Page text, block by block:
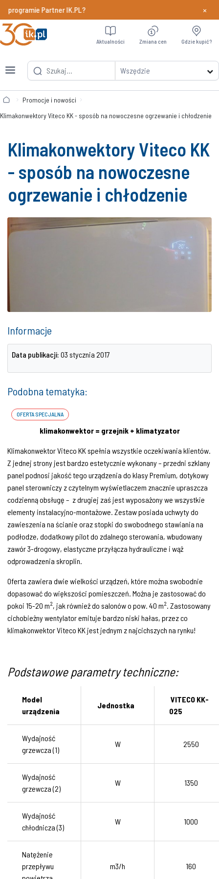
Partner IK.PL? Dowiedz
×
Wszędzie
Aktualności Zmiana cen Gdzie kupić?
Promocje i nowości
Klimakonwektory Viteco KK - sposób na nowoczesne ogrzewanie i chłodzenie
Klimakonwektory Viteco KK
- sposób na nowoczesne
ogrzewanie i chłodzenie
Informacje
Data publikacji: 03 stycznia 2017
Podobna tematyka:
OFERTA SPECJALNA
klimakonwektor = grzejnik + klimatyzator
Klimakonwektor Viteco KK spełnia wszystkie oczekiwania klientów.
Z jednej strony jest bardzo estetycznie wykonany – przedni szklany
panel podnosi jakość tego urządzenia do klasy Premium, dotykowy
panel sterowniczy z czytelnym wyświetlaczem znacznie upraszcza
codzienną obsługę – z drugiej zaś jest wyposażony we wszystkie
elementy instalacyjno-montażowe. Zestaw posiada uchwyty do
zawieszenia na ścianie oraz stopki do swobodnego stawiania na
podłodze, dodatkowy pilot do zdalnego sterowania, wbudowany
zawór 3-drogowy, elastyczne przyłącza hydrauliczne i wąż
odprowadzenia skroplin.
Oferta zawiera dwie wielkości urządzeń, które można swobodnie
dopasować do większości pomieszczeń. Można je zastosować do
pokoi 15-20 m2, jak również do salonów o pow. 40 m2. Zastosowany
cichobieżny wentylator emituje bardzo niski hałas, przez co
klimakonwektor Viteco KK jest jednym z najcichszych na rynku!
Podstawowe parametry techniczne:
Model
urządzenia
Jednostka
VITECO KK-
025
Wydajność
grzewcza (1)
W 2550
Wydajność
grzewcza (2)
W 1350
Wydajność
chłodnicza (3)
W 1000
Natężenie
przepływu
m3/h 160